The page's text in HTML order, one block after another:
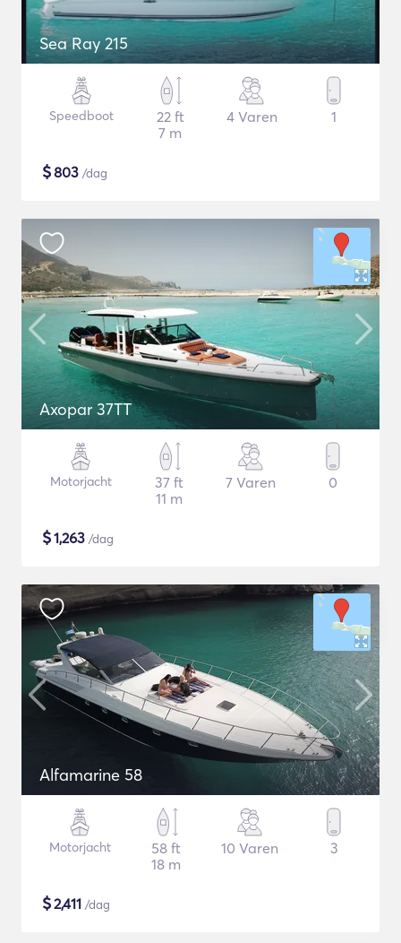
Sea Ray 215
Speedboot
22 ft
7 m
4 Varen 1
$803 /dag
Axopar 37TT
Motorjacht
37 ft
11 m
7 Varen 0
$1,263 /dag
Alfamarine 58
Motorjacht
58 ft
18 m
10 Varen 3
$2,411 /dag